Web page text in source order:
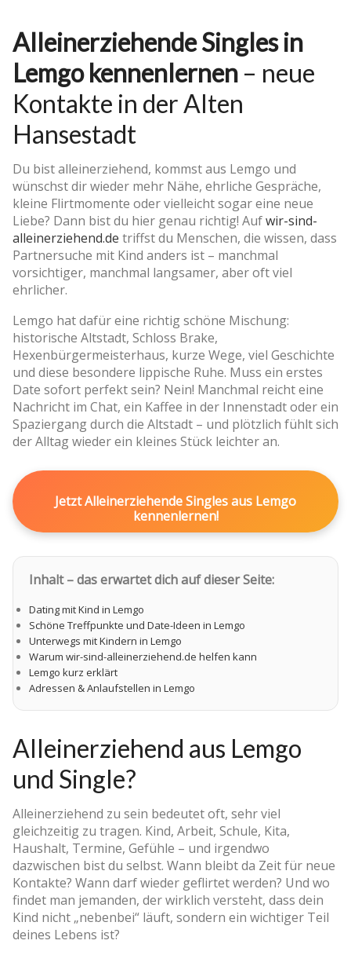
Alleinerziehende Singles in
Lemgo kennenlernen – neue
Kontakte in der Alten
Hansestadt
Du bist alleinerziehend, kommst aus Lemgo und
wünschst dir wieder mehr Nähe, ehrliche Gespräche,
kleine Flirtmomente oder vielleicht sogar eine neue
Liebe? Dann bist du hier genau richtig! Aufwir-sind-
alleinerziehend.de triffst du Menschen, die wissen, dass
Partnersuche mit Kind anders ist – manchmal
vorsichtiger, manchmal langsamer, aber oft viel
ehrlicher.
Lemgo hat dafür eine richtig schöne Mischung:
historische Altstadt, Schloss Brake,
Hexenbürgermeisterhaus, kurze Wege, viel Geschichte
und diese besondere lippische Ruhe. Muss ein erstes
Date sofort perfekt sein? Nein! Manchmal reicht eine
Nachricht im Chat, ein Kaffee in der Innenstadt oder ein
Spaziergang durch die Altstadt – und plötzlich fühlt sich
der Alltag wieder ein kleines Stück leichter an.
Jetzt Alleinerziehende Singles aus Lemgo
kennenlernen!
Inhalt – das erwartet dich auf dieser Seite:
Dating mit Kind in Lemgo
Schöne Treffpunkte und Date-Ideen in Lemgo
Unterwegs mit Kindern in Lemgo
Warum wir-sind-alleinerziehend.de helfen kann
Lemgo kurz erklärt
Adressen & Anlaufstellen in Lemgo
Alleinerziehend aus Lemgo
und Single?
Alleinerziehend zu sein bedeutet oft, sehr viel
gleichzeitig zu tragen. Kind, Arbeit, Schule, Kita,
Haushalt, Termine, Gefühle – und irgendwo
dazwischen bist du selbst. Wann bleibt da Zeit für neue
Kontakte? Wann darf wieder geflirtet werden? Und wo
findet man jemanden, der wirklich versteht, dass dein
Kind nicht „nebenbei“ läuft, sondern ein wichtiger Teil
deines Lebens ist?